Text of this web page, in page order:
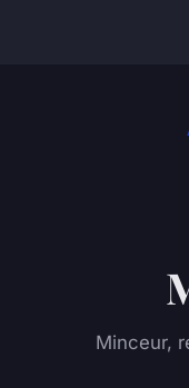
Minceur,